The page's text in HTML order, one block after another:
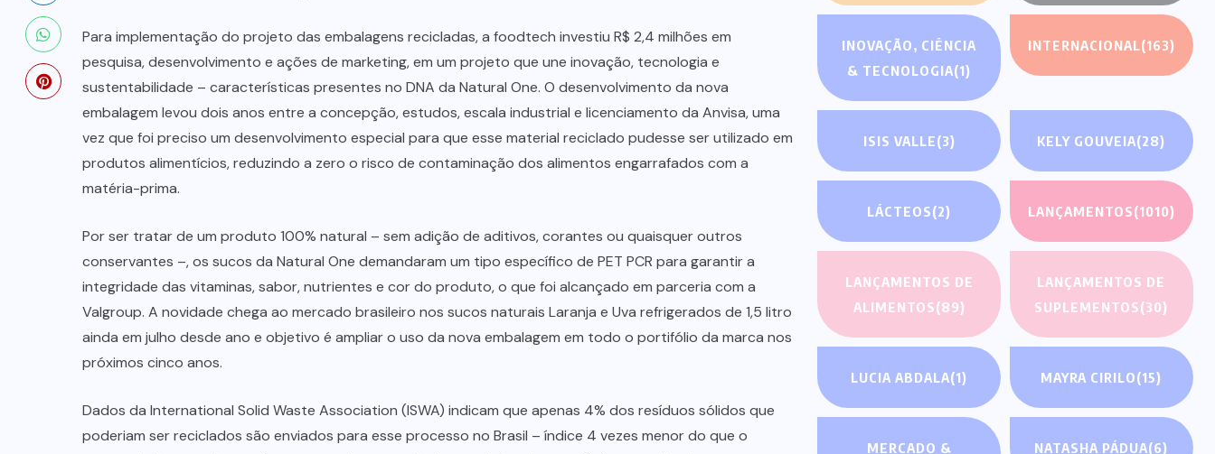
Para implementação do projeto das embalagens recicladas, a foodtech investiu R$ 2,4 milhões em
pesquisa, desenvolvimento e ações de marketing, em um projeto que une inovação, tecnologia e
sustentabilidade – características presentes no DNA da Natural One. O desenvolvimento da nova
embalagem levou dois anos entre a concepção, estudos, escala industrial e licenciamento da Anvisa, uma
vez que foi preciso um desenvolvimento especial para que esse material reciclado pudesse ser utilizado em
produtos alimentícios, reduzindo a zero o risco de contaminação dos alimentos engarrafados com a
matéria-prima.
Por ser tratar de um produto 100% natural – sem adição de aditivos, corantes ou quaisquer outros
conservantes –, os sucos da Natural One demandaram um tipo específico de PET PCR para garantir a
integridade das vitaminas, sabor, nutrientes e cor do produto, o que foi alcançado em parceria com a
Valgroup. A novidade chega ao mercado brasileiro nos sucos naturais Laranja e Uva refrigerados de 1,5 litro
ainda em julho desde ano e objetivo é ampliar o uso da nova embalagem em todo o portifólio da marca nos
próximos cinco anos.
Dados da International Solid Waste Association (ISWA) indicam que apenas 4% dos resíduos sólidos que
poderiam ser reciclados são enviados para esse processo no Brasil – índice 4 vezes menor do que o
INOVAÇÃO, CIÊNCIA
& TECNOLOGIA(1)
INTERNACIONAL(163)
ISIS VALLE(3) KELY GOUVEIA(28)
LÁCTEOS(2) LANÇAMENTOS(1010)
LANÇAMENTOS DE
ALIMENTOS(89)
LANÇAMENTOS DE
SUPLEMENTOS(30)
LUCIA ABDALA(1) MAYRA CIRILO(15)
MERCADO &
NATASHA PÁDUA(6)